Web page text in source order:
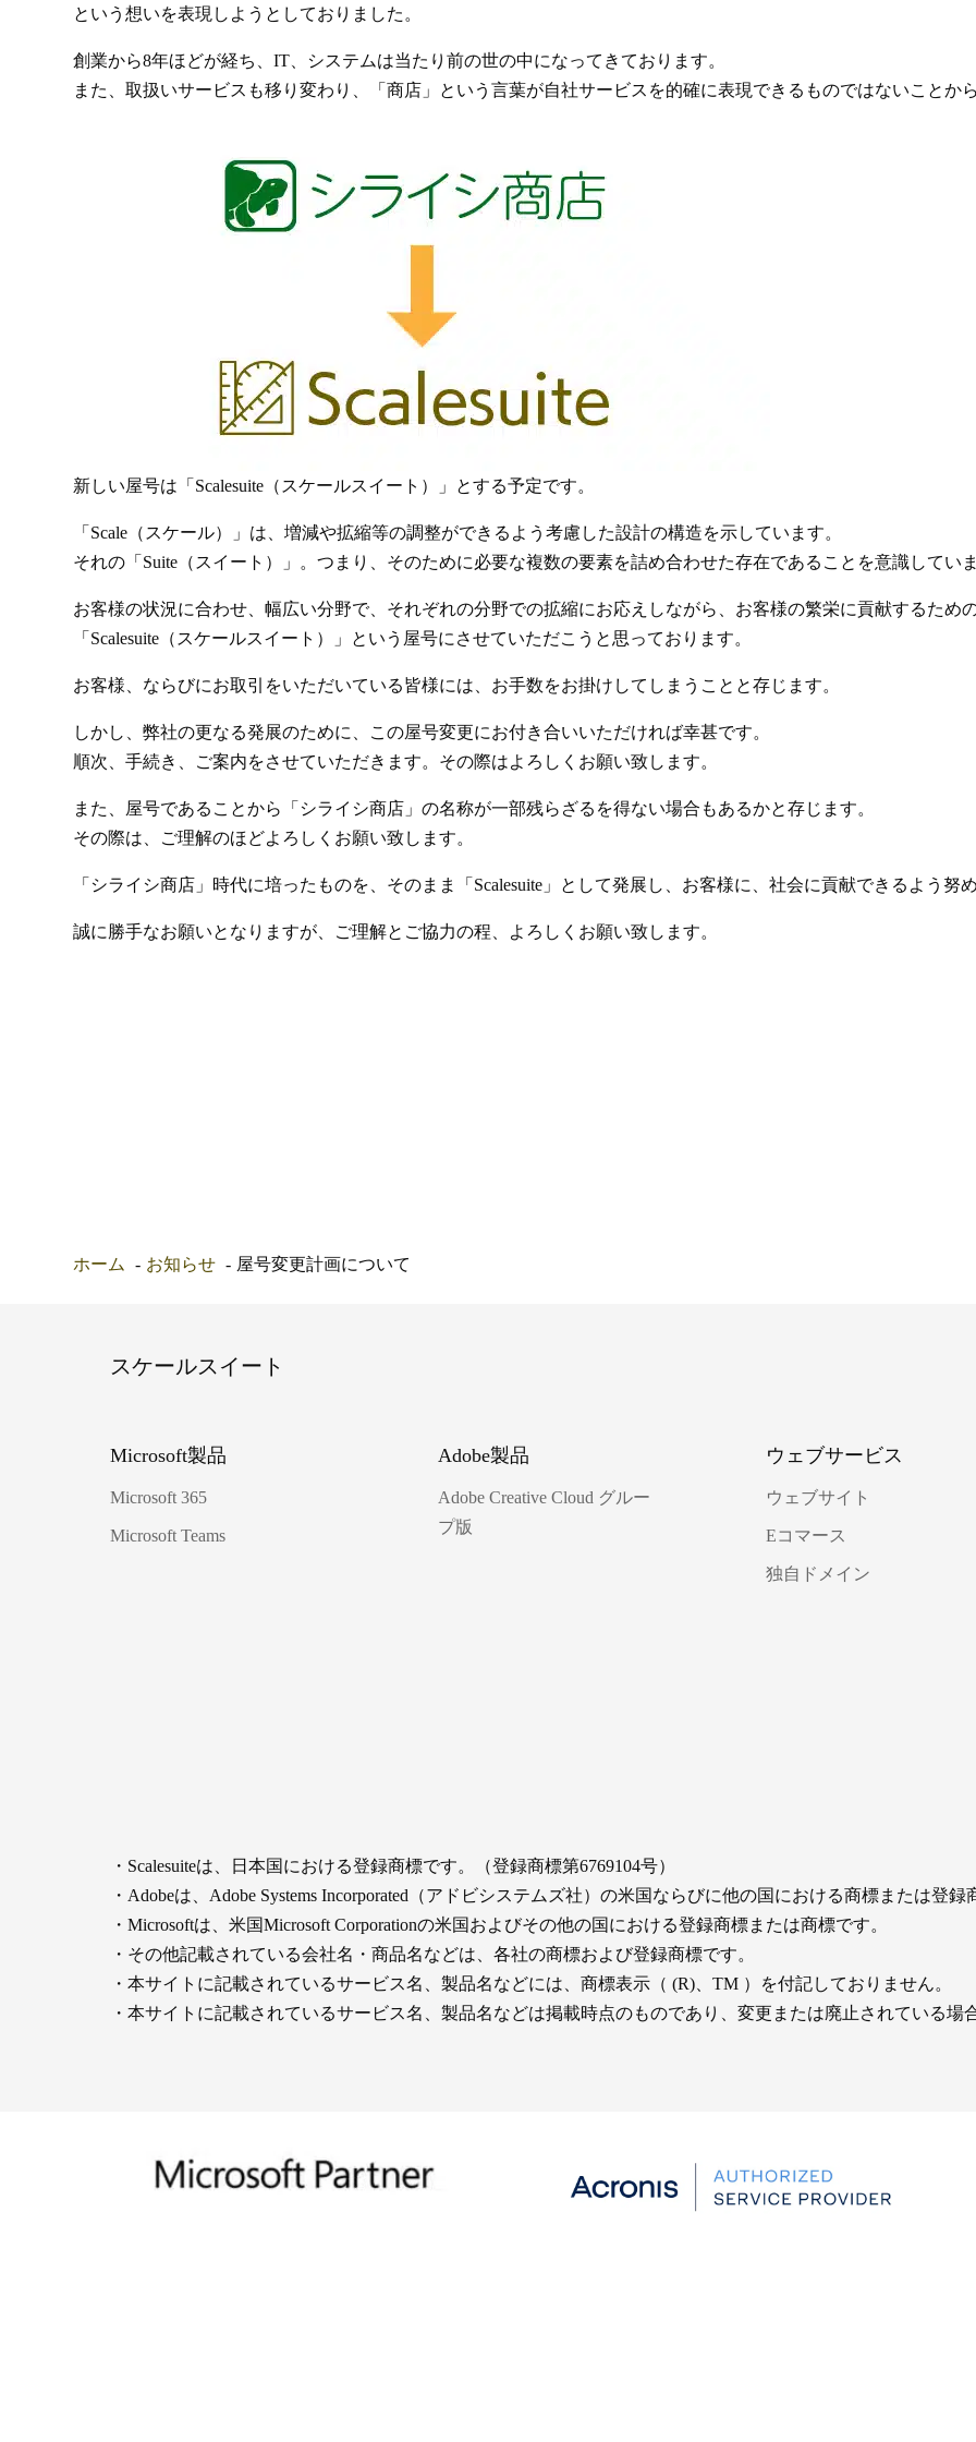
という想いを表現しようとしておりました。
創業から8年ほどが経ち、IT、システムは当たり前の世の中になってきております。
また、取扱いサービスも移り変わり、「商店」という言葉が自社サービスを的確に表現できるものではないことか
新しい屋号は「Scalesuite（スケールスイート）」とする予定です。
「Scale（スケール）」は、増減や拡縮等の調整ができるよう考慮した設計の構造を示しています。
それの「Suite（スイート）」。つまり、そのために必要な複数の要素を詰め合わせた存在であることを意識してい
お客様の状況に合わせ、幅広い分野で、それぞれの分野での拡縮にお応えしながら、お客様の繁栄に貢献するため
「Scalesuite（スケールスイート）」という屋号にさせていただこうと思っております。
お客様、ならびにお取引をいただいている皆様には、お手数をお掛けしてしまうことと存じます。
しかし、弊社の更なる発展のために、この屋号変更にお付き合いいただければ幸甚です。
順次、手続き、ご案内をさせていただきます。その際はよろしくお願い致します。
また、屋号であることから「シライシ商店」の名称が一部残らざるを得ない場合もあるかと存じます。
その際は、ご理解のほどよろしくお願い致します。
「シライシ商店」時代に培ったものを、そのまま「Scalesuite」として発展し、お客様に、社会に貢献できるよう努
誠に勝手なお願いとなりますが、ご理解とご協力の程、よろしくお願い致します。
ホーム お知らせ 屋号変更計画について
スケールスイート
Microsoft製品
Microsoft 365
Microsoft Teams
Adobe製品
Adobe Creative Cloud グルー
プ版
ウェブサービス
ウェブサイト
Eコマース
独自ドメイン
・Scalesuiteは、日本国における登録商標です。（登録商標第6769104号）
・Adobeは、Adobe Systems Incorporated（アドビシステムズ社）の米国ならびに他の国における商標または登録
・Microsoftは、米国Microsoft Corporationの米国およびその他の国における登録商標または商標です。
・その他記載されている会社名・商品名などは、各社の商標および登録商標です。
・本サイトに記載されているサービス名、製品名などには、商標表示（ (R)、TM ）を付記しておりません。
・本サイトに記載されているサービス名、製品名などは掲載時点のものであり、変更または廃止されている場